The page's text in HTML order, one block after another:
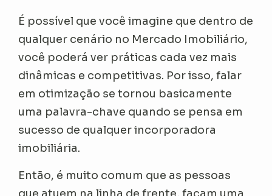
É possível que você imagine que dentro de
qualquer cenário no Mercado Imobiliário,
você poderá ver práticas cada vez mais
dinâmicas e competitivas. Por isso, falar
em otimização se tornou basicamente
uma palavra-chave quando se pensa em
sucesso de qualquer incorporadora
imobiliária.
Então, é muito comum que as pessoas